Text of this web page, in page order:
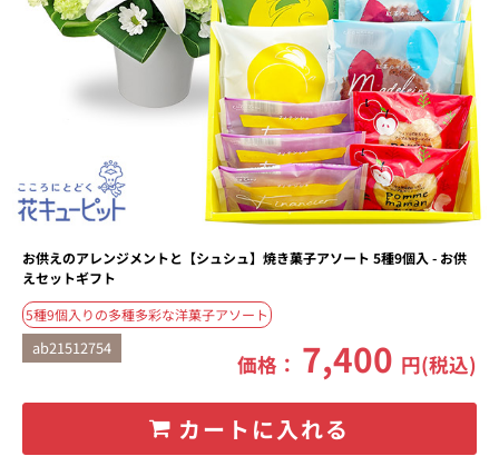
お供えのアレンジメントと【シュシュ】焼き菓子アソート 5種9個入 - お供
えセットギフト
5種9個入りの多種多彩な洋菓子アソート
ab21512754
価格： 7,400 円(税込)
カートに入れる